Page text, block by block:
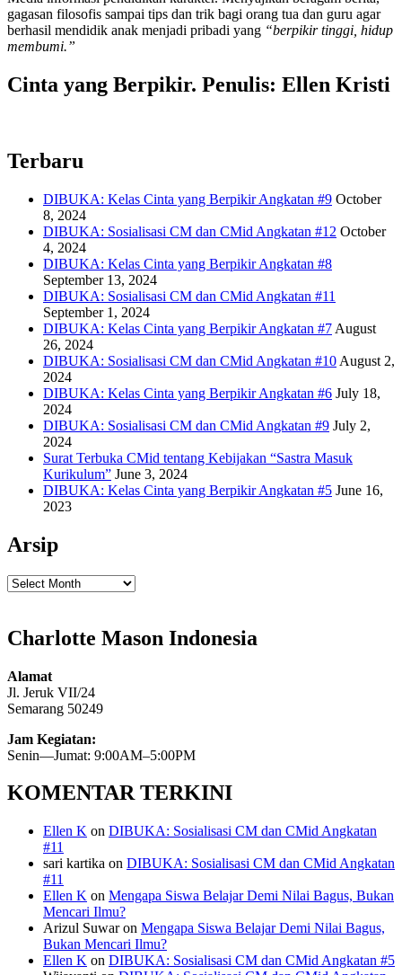
gagasan filosofis sampai tips dan trik bagi orang tua dan guru agar
berhasil mendidik anak menjadi pribadi yang “berpikir tinggi, hidup
membumi.”
Cinta yang Berpikir. Penulis: Ellen Kristi
Terbaru
DIBUKA: Kelas Cinta yang Berpikir Angkatan #9 October
8, 2024
DIBUKA: Sosialisasi CM dan CMid Angkatan #12 October
4, 2024
DIBUKA: Kelas Cinta yang Berpikir Angkatan #8
September 13, 2024
DIBUKA: Sosialisasi CM dan CMid Angkatan #11
September 1, 2024
DIBUKA: Kelas Cinta yang Berpikir Angkatan #7 August
26, 2024
DIBUKA: Sosialisasi CM dan CMid Angkatan #10 August 2,
2024
DIBUKA: Kelas Cinta yang Berpikir Angkatan #6 July 18,
2024
DIBUKA: Sosialisasi CM dan CMid Angkatan #9 July 2,
2024
Surat Terbuka CMid tentang Kebijakan “Sastra Masuk
Kurikulum” June 3, 2024
DIBUKA: Kelas Cinta yang Berpikir Angkatan #5 June 16,
2023
Arsip
Arsip
Charlotte Mason Indonesia
Alamat
Jl. Jeruk VII/24
Semarang 50249
Jam Kegiatan:
Senin—Jumat: 9:00AM–5:00PM
KOMENTAR TERKINI
Ellen K on DIBUKA: Sosialisasi CM dan CMid Angkatan
#11
sari kartika on DIBUKA: Sosialisasi CM dan CMid Angkatan
#11
Ellen K on Mengapa Siswa Belajar Demi Nilai Bagus, Bukan
Mencari Ilmu?
Arizul Suwaron Mengapa Siswa Belajar Demi Nilai Bagus,
Bukan Mencari Ilmu?
Ellen K on DIBUKA: Sosialisasi CM dan CMid Angkatan #5